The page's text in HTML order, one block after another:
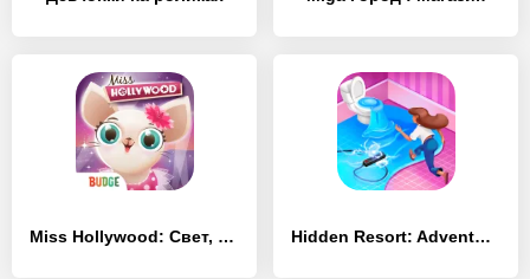
Miss Hollywood: Свет, камера, мода! Hidden Resort: Adventure Bay